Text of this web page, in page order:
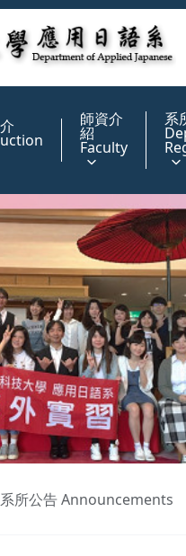
師資介
紹
Faculty
系
系所公告 Announcements